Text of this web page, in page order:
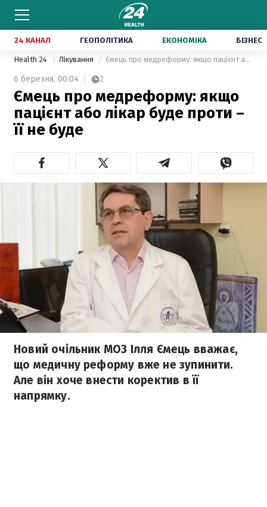
24 КАНАЛ ГЕОПОЛІТИКА ЕКОНОМІКА БІЗНЕС
Health 24 Лікування Ємець про медреформу: якщо пацієнт або лікар буде проти – її не буде
6 березня, 00:04 2
Ємець про медреформу: якщо
пацієнт або лікар буде проти –
її не буде
Новий очільник МОЗ Ілля Ємець вважає,
що медичну реформу вже не зупинити.
Але він хоче внести коректив в її
напрямку.